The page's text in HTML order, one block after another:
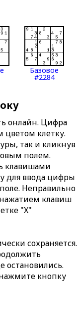
Базовое
#2284
онлайн. Цифра
цветом клетку.
так и кликнув
полем.
клавишами
для ввода цифры
Неправильно
клавиш
"X"
сохраняется.
остановились.
кнопку